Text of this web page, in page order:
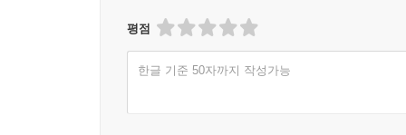
평점
한글 기준 50자까지 작성가능